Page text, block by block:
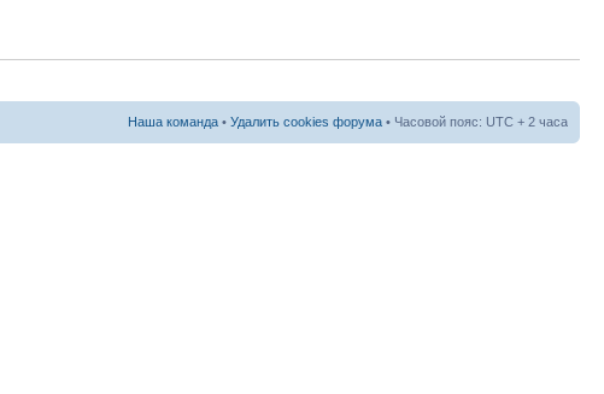
Наша команда • Удалить cookies форума • Часовой пояс: UTC + 2 часа